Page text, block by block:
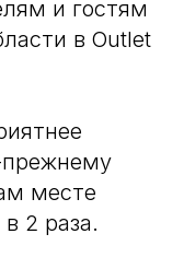
и гостям
в Outlet
месте
2 раза.